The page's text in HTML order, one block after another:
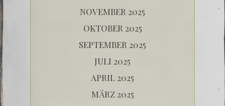
NOVEMBER 2025
OKTOBER 2025
SEPTEMBER 2025
JULI 2025
APRIL 2025
MÄRZ 2025